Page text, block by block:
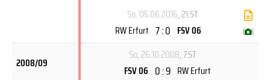
So, 05.06.2016, 21.ST
RW Erfurt 7 : 0 FSV 06 ( )
2008/09
So, 26.10.2008, 7.ST
FSV 06 0 : 9 RW Erfurt